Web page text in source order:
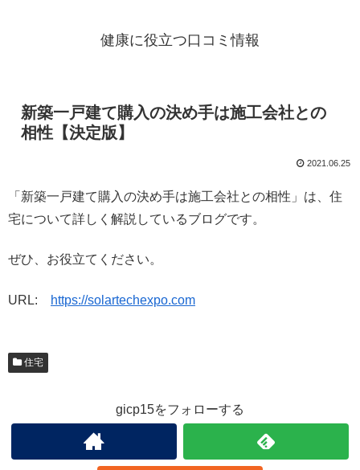
健康に役立つ口コミ情報
新築一戸建て購入の決め手は施工会社との
相性【決定版】
2021.06.25
「新築一戸建て購入の決め手は施工会社との相性」は、住
宅について詳しく解説しているブログです。
ぜひ、お役立てください。
URL: https://solartechexpo.com
住宅
gicp15をフォローする